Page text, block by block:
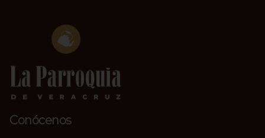
Conócenos